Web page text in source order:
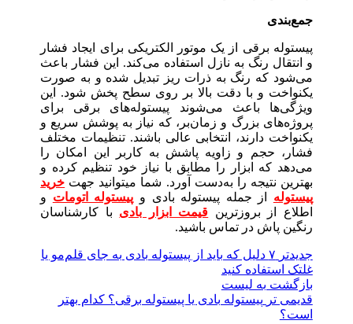
جمع‌بندی
پیستوله برقی از یک موتور الکتریکی برای ایجاد فشار
و انتقال رنگ به نازل استفاده می‌کند. این فشار باعث
می‌شود که رنگ به ذرات ریز تبدیل شده و به صورت
یکنواخت و با دقت بالا بر روی سطح پخش شود. این
ویژگی‌ها باعث می‌شوند پیستوله‌های برقی برای
پروژه‌های بزرگ و زمان‌بر، که نیاز به پوشش سریع و
یکنواخت دارند، انتخابی عالی باشند. تنظیمات مختلف
فشار، حجم و زاویه پاشش به کاربر این امکان را
می‌دهد که ابزار را مطابق با نیاز خود تنظیم کرده و
بهترین نتیجه را به‌دست آورد. شما میتوانید جهت خرید
پیستوله از جمله پیستوله بادی و پیستوله اتومات و
اطلاع از بروزترین قیمت ابزار بادی با کارشناسان
رنگین پاش در تماس باشید.
جدیدتر
۷ دلیل که باید از پیستوله بادی به جای قلم‌مو یا
غلتک استفاده کنید
بازگشت به لیست
قدیمی تر پیستوله بادی یا پیستوله برقی؟ کدام بهتر
است؟